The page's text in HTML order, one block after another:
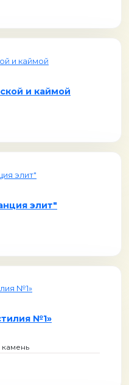
и каймой
элит"
№1»